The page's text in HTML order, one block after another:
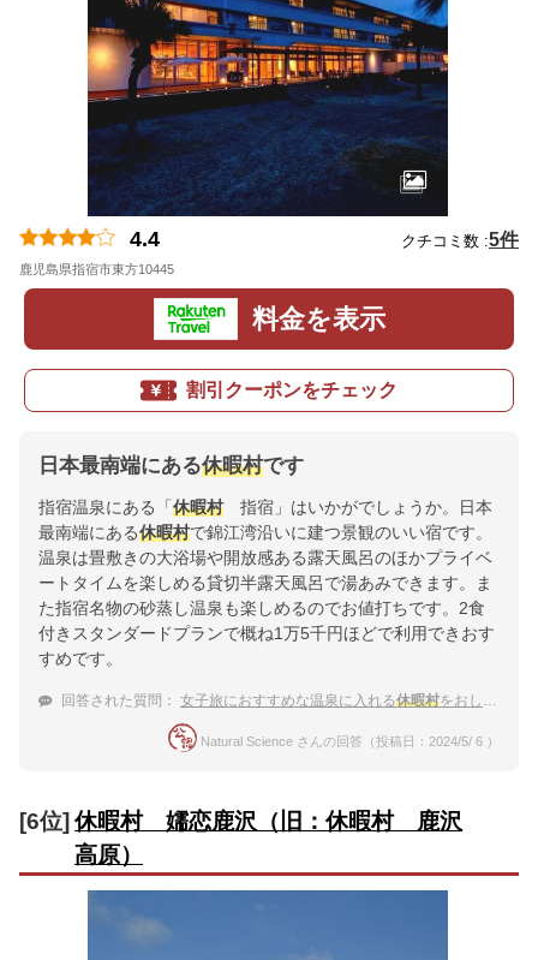
4.4 クチコミ数 :5件
鹿児島県指宿市東方10445
料金を表示
割引クーポンをチェック
日本最南端にある休暇村です
指宿温泉にある「 休暇村指宿」はいかがでしょうか。日本
最南端にある休暇村で錦江湾沿いに建つ景観のいい宿です。
温泉は畳敷きの大浴場や開放感ある露天風呂のほかプライベ
ートタイムを楽しめる貸切半露天風呂で湯あみできます。ま
た指宿名物の砂蒸し温泉も楽しめるのでお値打ちです。2食
付きスタンダードプランで概ね1万5千円ほどで利用できおす
すめです。
回答された質問： 女子旅におすすめな温泉に入れる休暇村をおしえて！
Natural Science さんの回答（投稿日：2024/5/ 6 ）
[6位]休暇村 嬬恋鹿沢（旧：休暇村 鹿沢
高原）